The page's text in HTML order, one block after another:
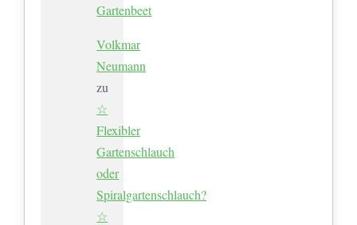
Gartenbeet
Volkmar
Neumann
zu
☆
Flexibler
Gartenschlauch
oder
Spiralgartenschlauch?
☆